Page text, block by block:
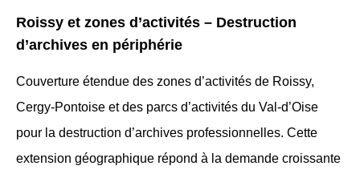
Roissy et zones d’activités – Destruction
d’archives en périphérie
Couverture étendue des zones d’activités de Roissy,
Cergy-Pontoise et des parcs d’activités du Val-d’Oise
pour la destruction d’archives professionnelles. Cette
extension géographique répond à la demande croissante